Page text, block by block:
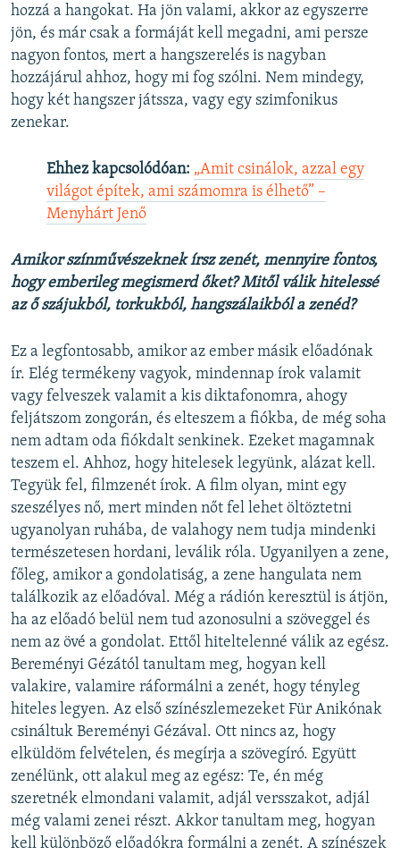
hozzá a hangokat. Ha jön valami, akkor az egyszerre
jön, és már csak a formáját kell megadni, ami persze
nagyon fontos, mert a hangszerelés is nagyban
hozzájárul ahhoz, hogy mi fog szólni. Nem mindegy,
hogy két hangszer játssza, vagy egy szimfonikus
zenekar.
Ehhez kapcsolódóan: „Amit csinálok, azzal egy
világot építek, ami számomra is élhető” –
Menyhárt Jenő
Amikor színművészeknek írsz zenét, mennyire fontos,
hogy emberileg megismerd őket? Mitől válik hitelessé
az ő szájukból, torkukból, hangszálaikból a zenéd?
Ez a legfontosabb, amikor az ember másik előadónak
ír. Elég termékeny vagyok, mindennap írok valamit
vagy felveszek valamit a kis diktafonomra, ahogy
feljátszom zongorán, és elteszem a fiókba, de még soha
nem adtam oda fiókdalt senkinek. Ezeket magamnak
teszem el. Ahhoz, hogy hitelesek legyünk, alázat kell.
Tegyük fel, filmzenét írok. A film olyan, mint egy
szeszélyes nő, mert minden nőt fel lehet öltöztetni
ugyanolyan ruhába, de valahogy nem tudja mindenki
természetesen hordani, leválik róla. Ugyanilyen a zene,
főleg, amikor a gondolatiság, a zene hangulata nem
találkozik az előadóval. Még a rádión keresztül is átjön,
ha az előadó belül nem tud azonosulni a szöveggel és
nem az övé a gondolat. Ettől hiteltelenné válik az egész.
Bereményi Gézától tanultam meg, hogyan kell
valakire, valamire ráformálni a zenét, hogy tényleg
hiteles legyen. Az első színészlemezeket Für Anikónak
csináltuk Bereményi Gézával. Ott nincs az, hogy
elküldöm felvételen, és megírja a szövegíró. Együtt
zenélünk, ott alakul meg az egész: Te, én még
szeretnék elmondani valamit, adjál versszakot, adjál
még valami zenei részt. Akkor tanultam meg, hogyan
kell különböző előadókra formálni a zenét. A színészek